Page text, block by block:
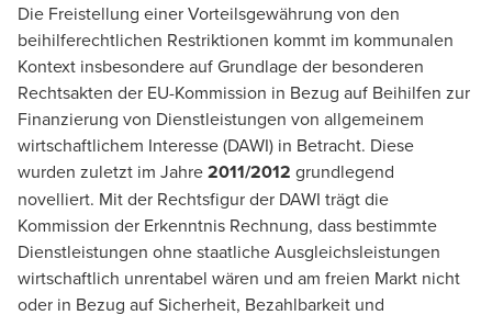
Die Freistellung einer Vorteilsgewährung von den
beihilferechtlichen Restriktionen kommt im kommunalen
Kontext insbesondere auf Grundlage der besonderen
Rechtsakten der EU-Kommission in Bezug auf Beihilfen zur
Finanzierung von Dienstleistungen von allgemeinem
wirtschaftlichem Interesse (DAWI) in Betracht. Diese
wurden zuletzt im Jahre2011/2012 grundlegend
novelliert. Mit der Rechtsfigur der DAWI trägt die
Kommission der Erkenntnis Rechnung, dass bestimmte
Dienstleistungen ohne staatliche Ausgleichsleistungen
wirtschaftlich unrentabel wären und am freien Markt nicht
oder in Bezug auf Sicherheit, Bezahlbarkeit und